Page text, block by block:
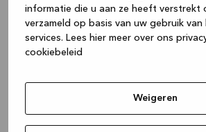
informatie die u aan ze heeft verstrekt
verzameld op basis van uw gebruik van
services. Lees hier meer over ons
cookiebeleid
Weigeren
(see the browser
information).